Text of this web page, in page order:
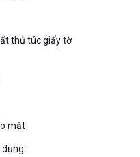
thủ túc giấy tờ
mật